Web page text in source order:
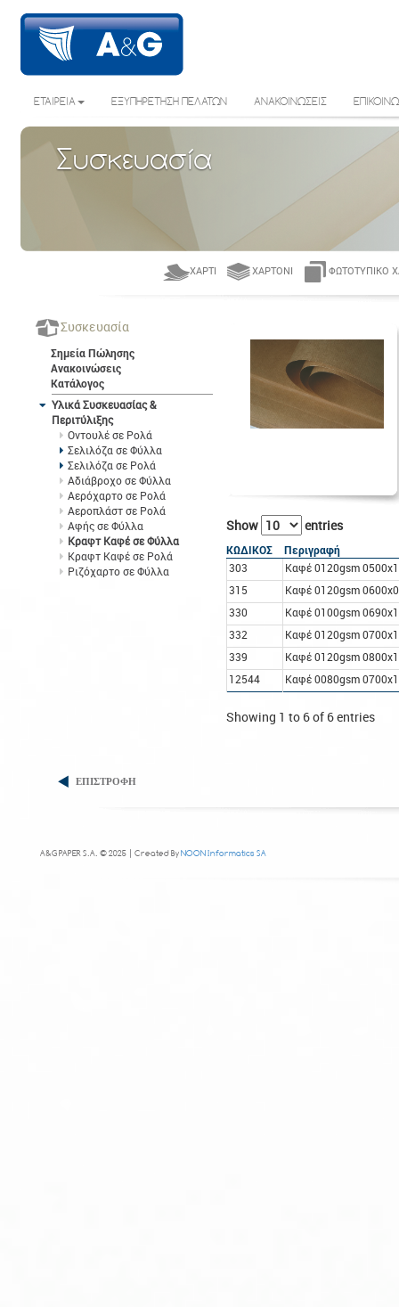
ΕΤΑΙΡΕΙΑ ΕΞΥΠΗΡΕΤΗΣΗ ΠΕΛΑΤΩΝ ΑΝΑΚΟΙΝΩΣΕΙΣ
Συσκευασία
ΧΑΡΤΊ ΧΑΡΤΌΝΙ ΦΩΤΟΤΥΠΙΚΌ
Συσκευασία
Σημεία Πώλησης
Ανακοινώσεις
Κατάλογος
Υλικά Συσκευασίας &
Περιτύλιξης
Οντουλέ σε Ρολά
Σελιλόζα σε Φύλλα
Σελιλόζα σε Ρολά
Αδιάβροχο σε Φύλλα
Αερόχαρτο σε Ρολά
Αεροπλάστ σε Ρολά
Αφής σε Φύλλα
Κραφτ Καφέ σε Φύλλα
Κραφτ Καφέ σε Ρολά
Ριζόχαρτο σε Φύλλα
Show entries
ΚΩΔΙΚΟΣ
Περιγραφή
303
Καφέ 0120gsm
315
Καφέ 0120gsm
330
Καφέ 0100gsm
332
Καφέ 0120gsm
339
Καφέ 0120gsm
12544
Καφέ 0080gsm
Showing 1 to 6 of 6 entries
ΕΠΙΣΤΡΟΦΗ
A&G PAPER S.A. © 2025 | Created ByNOON Informatics SA